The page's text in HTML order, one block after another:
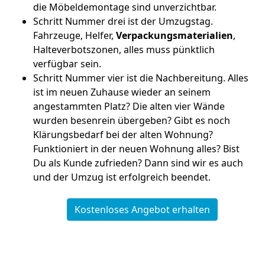
die Möbeldemontage sind unverzichtbar.
Schritt Nummer drei ist der Umzugstag.
Fahrzeuge, Helfer, Verpackungsmaterialien,
Halteverbotszonen, alles muss pünktlich
verfügbar sein.
Schritt Nummer vier ist die Nachbereitung. Alles
ist im neuen Zuhause wieder an seinem
angestammten Platz? Die alten vier Wände
wurden besenrein übergeben? Gibt es noch
Klärungsbedarf bei der alten Wohnung?
Funktioniert in der neuen Wohnung alles? Bist
Du als Kunde zufrieden? Dann sind wir es auch
und der Umzug ist erfolgreich beendet.
Kostenloses Angebot erhalten